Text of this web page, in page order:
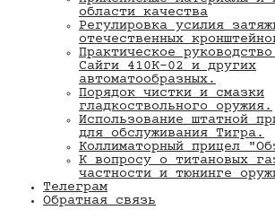
области качества
​Регулировка усилия
отечественных
Практическое
Сайги 410К-02 и других
автоматообразных.
Порядок чистки и смазки
гладкоствольного оружия.
Использование штатной
для обслуживания Тигра.
Коллиматорный прицел
К вопросу о титановых
частности и тюнинге
Телеграм
Обратная связь